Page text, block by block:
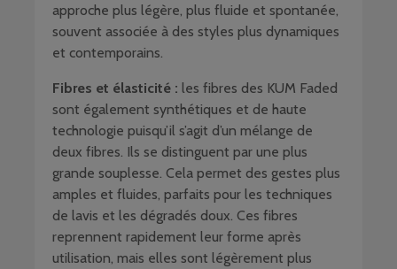
approche plus légère, plus fluide et spontanée,
souvent associée à des styles plus dynamiques
et contemporains.
Fibres et élasticité : les fibres des KUM Faded
sont également synthétiques et de haute
technologie puisqu’il s’agit d’un mélange de
deux fibres. Ils se distinguent par une plus
grande souplesse. Cela permet des gestes plus
amples et fluides, parfaits pour les techniques
de lavis et les dégradés doux. Ces fibres
reprennent rapidement leur forme après
utilisation, mais elles sont légèrement plus